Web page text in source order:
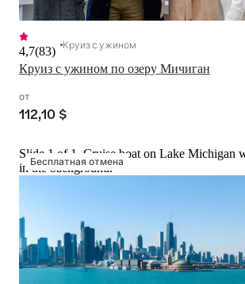
Круиз с ужином по озеру Мичиган
4,7(83) Круиз с ужином
от
112,10 $
Бесплатная отмена
Slide 1 of 1, Cruise boat on Lake Michigan
in the background.